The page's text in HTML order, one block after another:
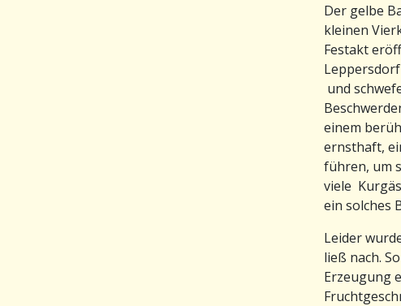
Der gelbe
kleinen
Festakt
und
einem
ernsthaft,
führen, um
viele
ein solches
Leider
ließ nach.
Erzeugung